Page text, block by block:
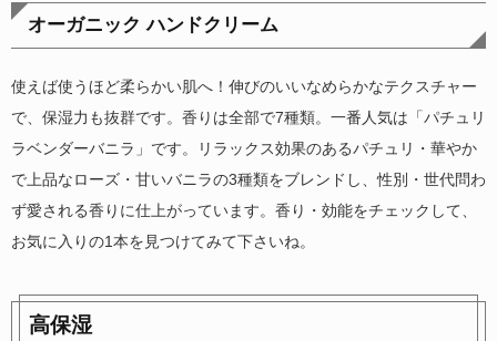
オーガニック ハンドクリーム
使えば使うほど柔らかい肌へ！伸びのいいなめらかなテクスチャー
で、保湿力も抜群です。香りは全部で7種類。一番人気は「パチュリ
ラベンダーバニラ」です。リラックス効果のあるパチュリ・華やか
で上品なローズ・甘いバニラの3種類をブレンドし、性別・世代問わ
ず愛される香りに仕上がっています。香り・効能をチェックして、
お気に入りの1本を見つけてみて下さいね。
高保湿